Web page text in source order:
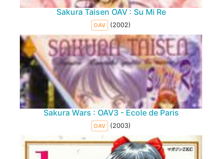
Sakura Taisen OAV : Su Mi Re
OAV (2002)
Sakura Wars : OAV3 - Ecole de Paris
OAV (2003)